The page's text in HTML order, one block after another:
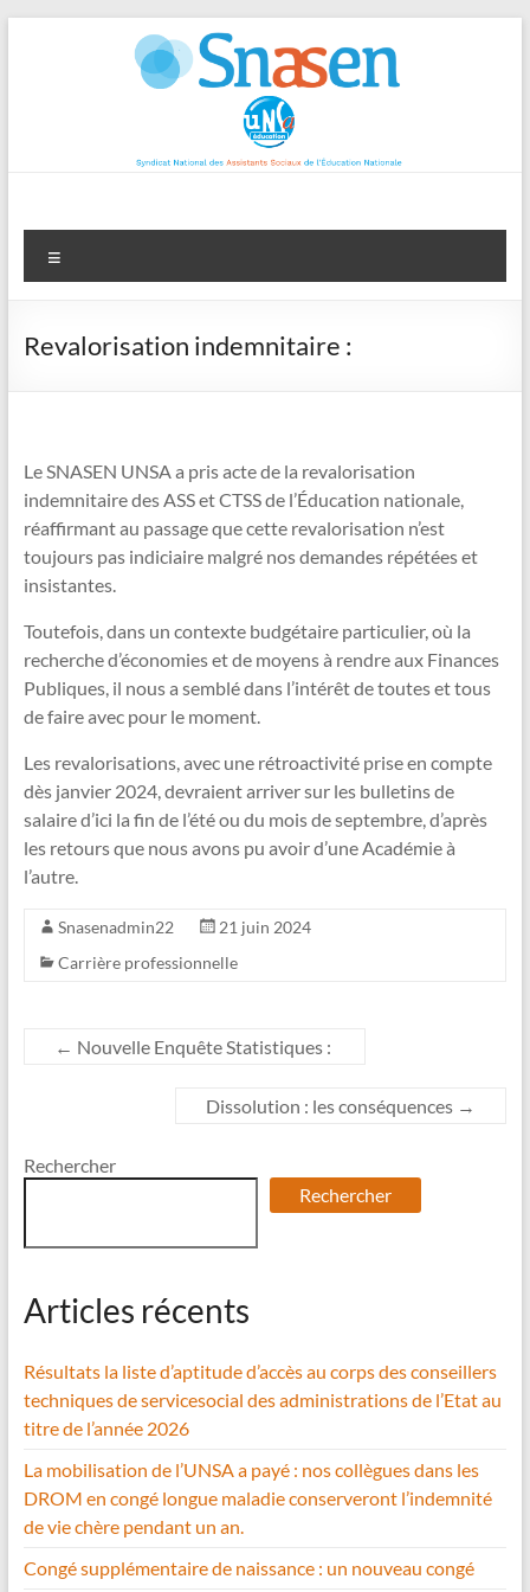
Revalorisation indemnitaire :
Le SNASEN UNSA a pris acte de la revalorisation
indemnitaire des ASS et CTSS de l’Éducation nationale,
réaffirmant au passage que cette revalorisation n’est
toujours pas indiciaire malgré nos demandes répétées et
insistantes.
Toutefois, dans un contexte budgétaire particulier, où la
recherche d’économies et de moyens à rendre aux Finances
Publiques, il nous a semblé dans l’intérêt de toutes et tous
de faire avec pour le moment.
Les revalorisations, avec une rétroactivité prise en compte
dès janvier 2024, devraient arriver sur les bulletins de
salaire d’ici la fin de l’été ou du mois de septembre, d’après
les retours que nous avons pu avoir d’une Académie à
l’autre.
Snasenadmin22
21 juin 2024
Carrière professionnelle
← Nouvelle Enquête Statistiques :
Dissolution : les conséquences →
Rechercher
Rechercher
Articles récents
Résultats la liste d’aptitude d’accès au corps des conseillers
techniques de servicesocial des administrations de l’Etat au
titre de l’année 2026
La mobilisation de l’UNSA a payé : nos collègues dans les
DROM en congé longue maladie conserveront l’indemnité
de vie chère pendant un an.
Congé supplémentaire de naissance : un nouveau congé